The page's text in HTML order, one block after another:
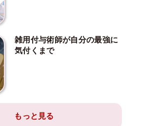
雑用付与術師が自分の最強に
気付くまで
もっと見る